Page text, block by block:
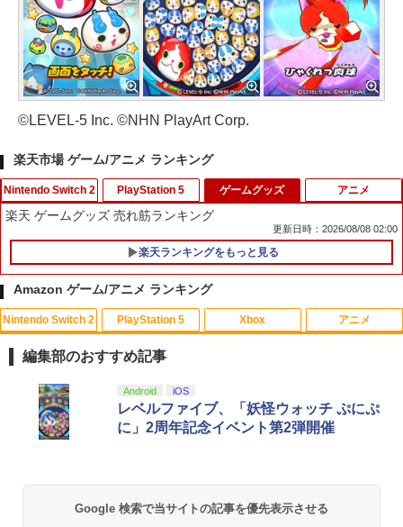
©LEVEL-5 Inc. ©NHN PlayArt Corp.
楽天市場 ゲーム/アニメ ランキング
Nintendo Switch 2
1
Switch2 保護フィルム スイッチ2 保護フ
ィルム switch2 フィルム Switch2 ガラ
スフィルム スイッチ2 フィルム ガイド
貼り付け キット カバー Switch 2 本体
アクセサリー Nintendo Switch2 ケース
可 透明 ブルーライト カット 99％ FIRM
E
￥1,000
イッチ2 保護フィルム switch2 フィルム
h 保護フィルム 有機el ブルーライトカッ
PlayStation 5
1
【中古】ドラゴンズドグマ 2ソフト:プレ
イステーション5ソフト／アクション・
ゲーム
￥1,910
ソニー・インタラクティブエンタテイン
メント スティックモジュール（DualSen
se Edge(TM) ワイヤレスコントローラー
用） [CFI-ZSM1G PS5 デュアルセンス
￥2,679
ゲームグッズ
楽天 ゲームグッズ 売れ筋ランキング
更新日時：2026/08/08 02:00
楽天ランキングをもっと見る
アニメ
1
劇場版「鬼滅の刃」無限城編 第一章 猗
窩座再来(通常版)【Blu-ray】 [ 吾峠呼世
晴 ]
￥3,960
￥8,044
Amazon ゲーム/アニメ ランキング
Nintendo Switch 2
スプラトゥーン レイダース|オンライン
コード版
スプラトゥーン レイダース -Switch2
PlayStation 5
PlayStation 5 デジタル・エディション
日本語専用 Console Language: Japan
ese only (CFI-2200B01)
Xbox
【純正品】Xbox ワイヤレス コントロー
ラー + USB-C® ケーブル
【純正品】Xbox ワイヤレス コントロー
アニメ
【Amazon.co.jp限定】劇場版モノノ怪
第三章 蛇神 (Amazon.co.jp限定オリジ
ナル三方背収納ケース付きコレクション)
(オリジナル特典:オリジナル巾着＋メー
ボード付) [Blu-ray]
￥10,780
編集部のおすすめ記事
Android iOS
レベルファイブ、「妖怪ウォッチ ぷにぷ
に」2周年記念イベント第2弾開催
Google 検索で当サイトの記事を優先表示させる